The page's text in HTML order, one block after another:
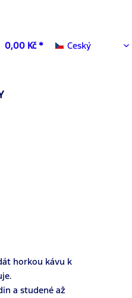
0,00 Kč * Ceský
Ceský
horkou kávu k
a studené až